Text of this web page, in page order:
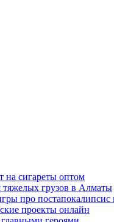
на сигареты оптом
грузов в Алматы
про
проекты онлайн